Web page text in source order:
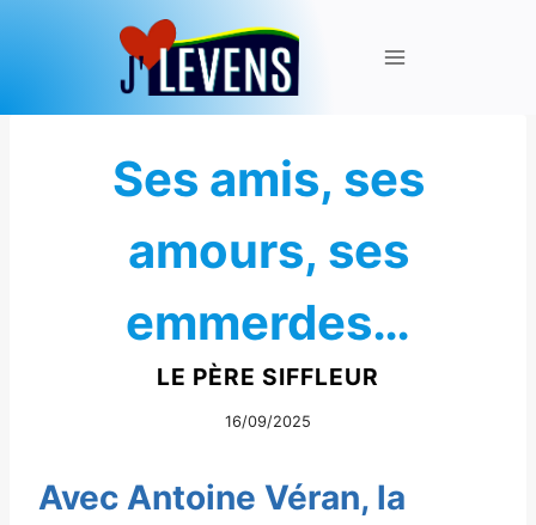
Ses amis, ses
amours, ses
emmerdes…
LE PÈRE SIFFLEUR
16/09/2025
Avec Antoine Véran, la